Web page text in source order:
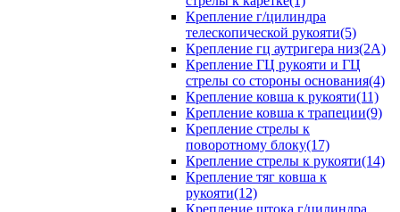
Крепление г/цилиндра
телескопической рукояти(5)
Крепление гц аутригера низ(2А)
Крепление ГЦ рукояти и ГЦ
стрелы со стороны основания(4)
Крепление ковша к рукояти(11)
Крепление ковша к трапеции(9)
Крепление стрелы к
поворотному блоку(17)
Крепление стрелы к рукояти(14)
Крепление тяг ковша к
рукояти(12)
Крепление штока г/цилиндра